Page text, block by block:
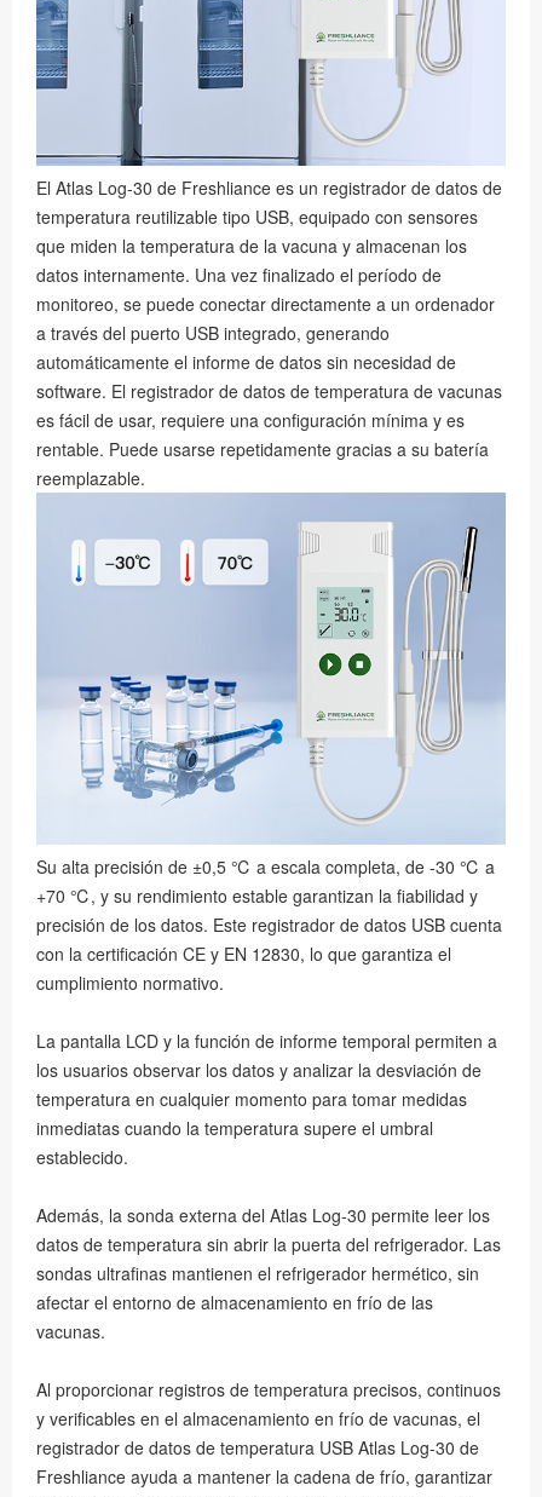
El Atlas Log-30 de Freshliance es un registrador de datos de
temperatura reutilizable tipo USB, equipado con sensores
que miden la temperatura de la vacuna y almacenan los
datos internamente. Una vez finalizado el período de
monitoreo, se puede conectar directamente a un ordenador
a través del puerto USB integrado, generando
automáticamente el informe de datos sin necesidad de
software. El registrador de datos de temperatura de vacunas
es fácil de usar, requiere una configuración mínima y es
rentable. Puede usarse repetidamente gracias a su batería
reemplazable.
Su alta precisión de ±0,5 ℃ a escala completa, de -30 ℃ a
+70 ℃, y su rendimiento estable garantizan la fiabilidad y
precisión de los datos. Este registrador de datos USB cuenta
con la certificación CE y EN 12830, lo que garantiza el
cumplimiento normativo.
La pantalla LCD y la función de informe temporal permiten a
los usuarios observar los datos y analizar la desviación de
temperatura en cualquier momento para tomar medidas
inmediatas cuando la temperatura supere el umbral
establecido.
Además, la sonda externa del Atlas Log-30 permite leer los
datos de temperatura sin abrir la puerta del refrigerador. Las
sondas ultrafinas mantienen el refrigerador hermético, sin
afectar el entorno de almacenamiento en frío de las
vacunas.
Al proporcionar registros de temperatura precisos, continuos
y verificables en el almacenamiento en frío de vacunas, el
registrador de datos de temperatura USB Atlas Log-30 de
Freshliance ayuda a mantener la cadena de frío, garantizar